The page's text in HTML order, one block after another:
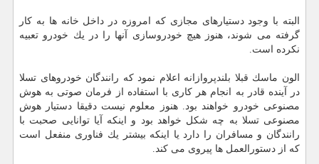
البته با وجود دستیارهای مجازی كه امروزه در داخل خانه ها به كار
گرفته می شوند، هنوز هیچ خودروسازی آنها را در یك خودرو تعبیه
نكرده است.
الون ماسك قبلا بلندپروازانه اعلام نمود كه رانندگان خودروهای تسلا
در آینده قادر به انجام هر كاری با استفاده از فرمان صوتی به هوش
مصنوعی خودرو خواهند بود. هنوز معلوم نیست دقیقا دستیار هوش
مصنوعی تسلا به چه شكل خواهد بود و اینكه آیا توانایی صحبت با
رانندگان و مسافران را دارد یا اینكه بیشتر یك فناوری منفعل است
كه از دستورالعمل ها پیروی می كند.